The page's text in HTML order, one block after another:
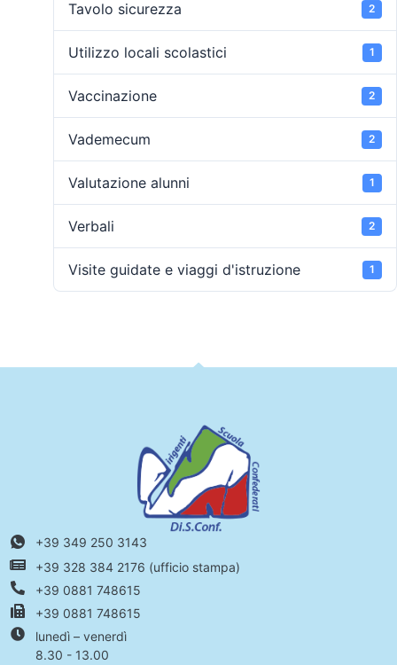
Tavolo sicurezza 2
Utilizzo locali scolastici 1
Vaccinazione 2
Vademecum 2
Valutazione alunni 1
Verbali 2
Visite guidate e viaggi d'istruzione 1
+39 349 250 3143
+39 328 384 2176 (ufficio stampa)
+39 0881 748615
+39 0881 748615
lunedì – venerdì
8.30 - 13.00